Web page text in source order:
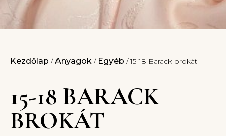
Kezdőlap /Anyagok / Egyéb / 15-18 Barack brokát
15-18 BARACK
BROKÁT